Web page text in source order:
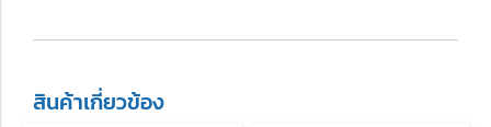
สินค้าเกี่ยวข้อง